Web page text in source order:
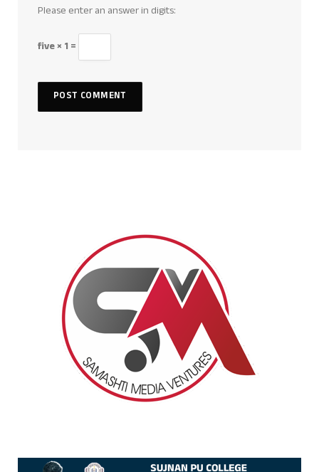
Please enter an answer in digits:
five × 1 =